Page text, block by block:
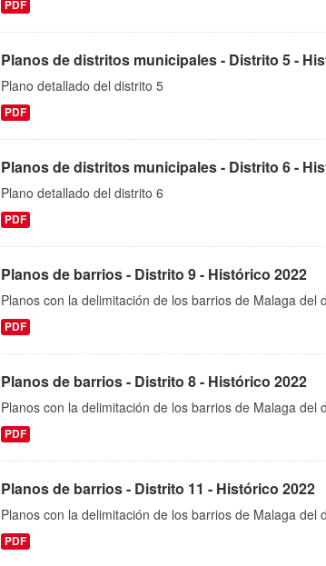
PDF
Planos de distritos municipales - Distrito 5 -
Plano detallado del distrito 5
PDF
Planos de distritos municipales - Distrito 6 -
Plano detallado del distrito 6
PDF
Planos de barrios - Distrito 9 - Histórico 2022
Planos con la delimitación de los barrios de Malaga del
PDF
Planos de barrios - Distrito 8 - Histórico 2022
Planos con la delimitación de los barrios de Malaga del
PDF
Planos de barrios - Distrito 11 - Histórico 2022
Planos con la delimitación de los barrios de Malaga del
PDF